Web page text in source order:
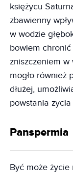
księżycu
zbawienny
w wodzie
bowiem
zniszczeniem
mogło również
dłużej,
powstania
Panspermia
Być może